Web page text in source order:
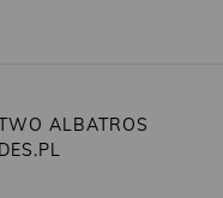
ALBATROS